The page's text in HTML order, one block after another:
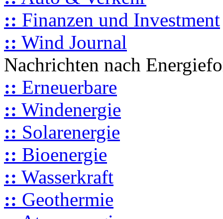
:: Finanzen und Investment
:: Wind Journal
Nachrichten nach
:: Erneuerbare
:: Windenergie
:: Solarenergie
:: Bioenergie
:: Wasserkraft
:: Geothermie